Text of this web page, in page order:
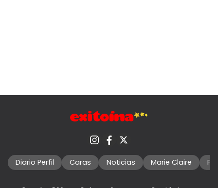
Diario Perfil Caras Noticias Marie Claire